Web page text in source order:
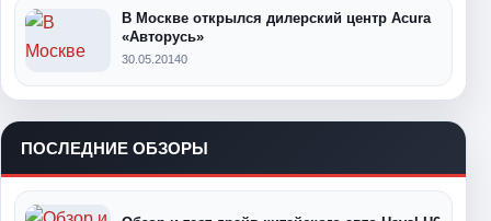
В Москве открылся дилерский центр Acura
«Авторусь»
30.05.20140
ПОСЛЕДНИЕ ОБЗОРЫ